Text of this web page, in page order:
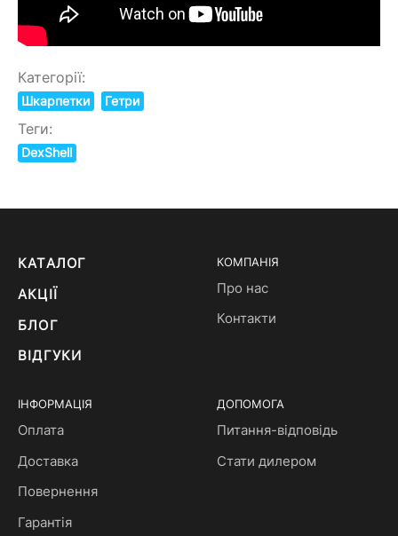
Категорії:
Шкарпетки Гетри
Теги:
DexShell
КАТАЛОГ
АКЦІЇ
БЛОГ
ВІДГУКИ
КОМПАНІЯ
Про нас
Контакти
ІНФОРМАЦІЯ
Оплата
Доставка
Повернення
Гарантія
ДОПОМОГА
Питання-відповідь
Стати дилером